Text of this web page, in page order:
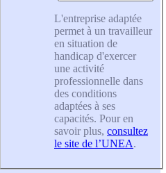
L'entreprise adaptée
permet à un travailleur
en situation de
handicap d'exercer
une activité
professionnelle dans
des conditions
adaptées à ses
capacités. Pour en
savoir plus, consultez
le site de l’UNEA.